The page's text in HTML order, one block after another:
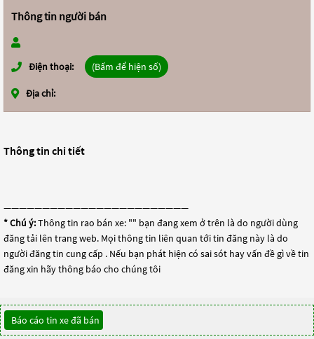
Thông tin người bán
Điện thoại: (Bấm để hiện số)
Địa chỉ:
Thông tin chi tiết
————————————————————————
* Chú ý:Thông tin rao bán xe: "" bạn đang xem ở trên là do người dùng
đăng tải lên trang web. Mọi thông tin liên quan tới tin đăng này là do
người đăng tin cung cấp . Nếu bạn phát hiện có sai sót hay vấn đề gì về tin
đăng xin hãy thông báo cho chúng tôi
Báo cáo tin xe đã bán